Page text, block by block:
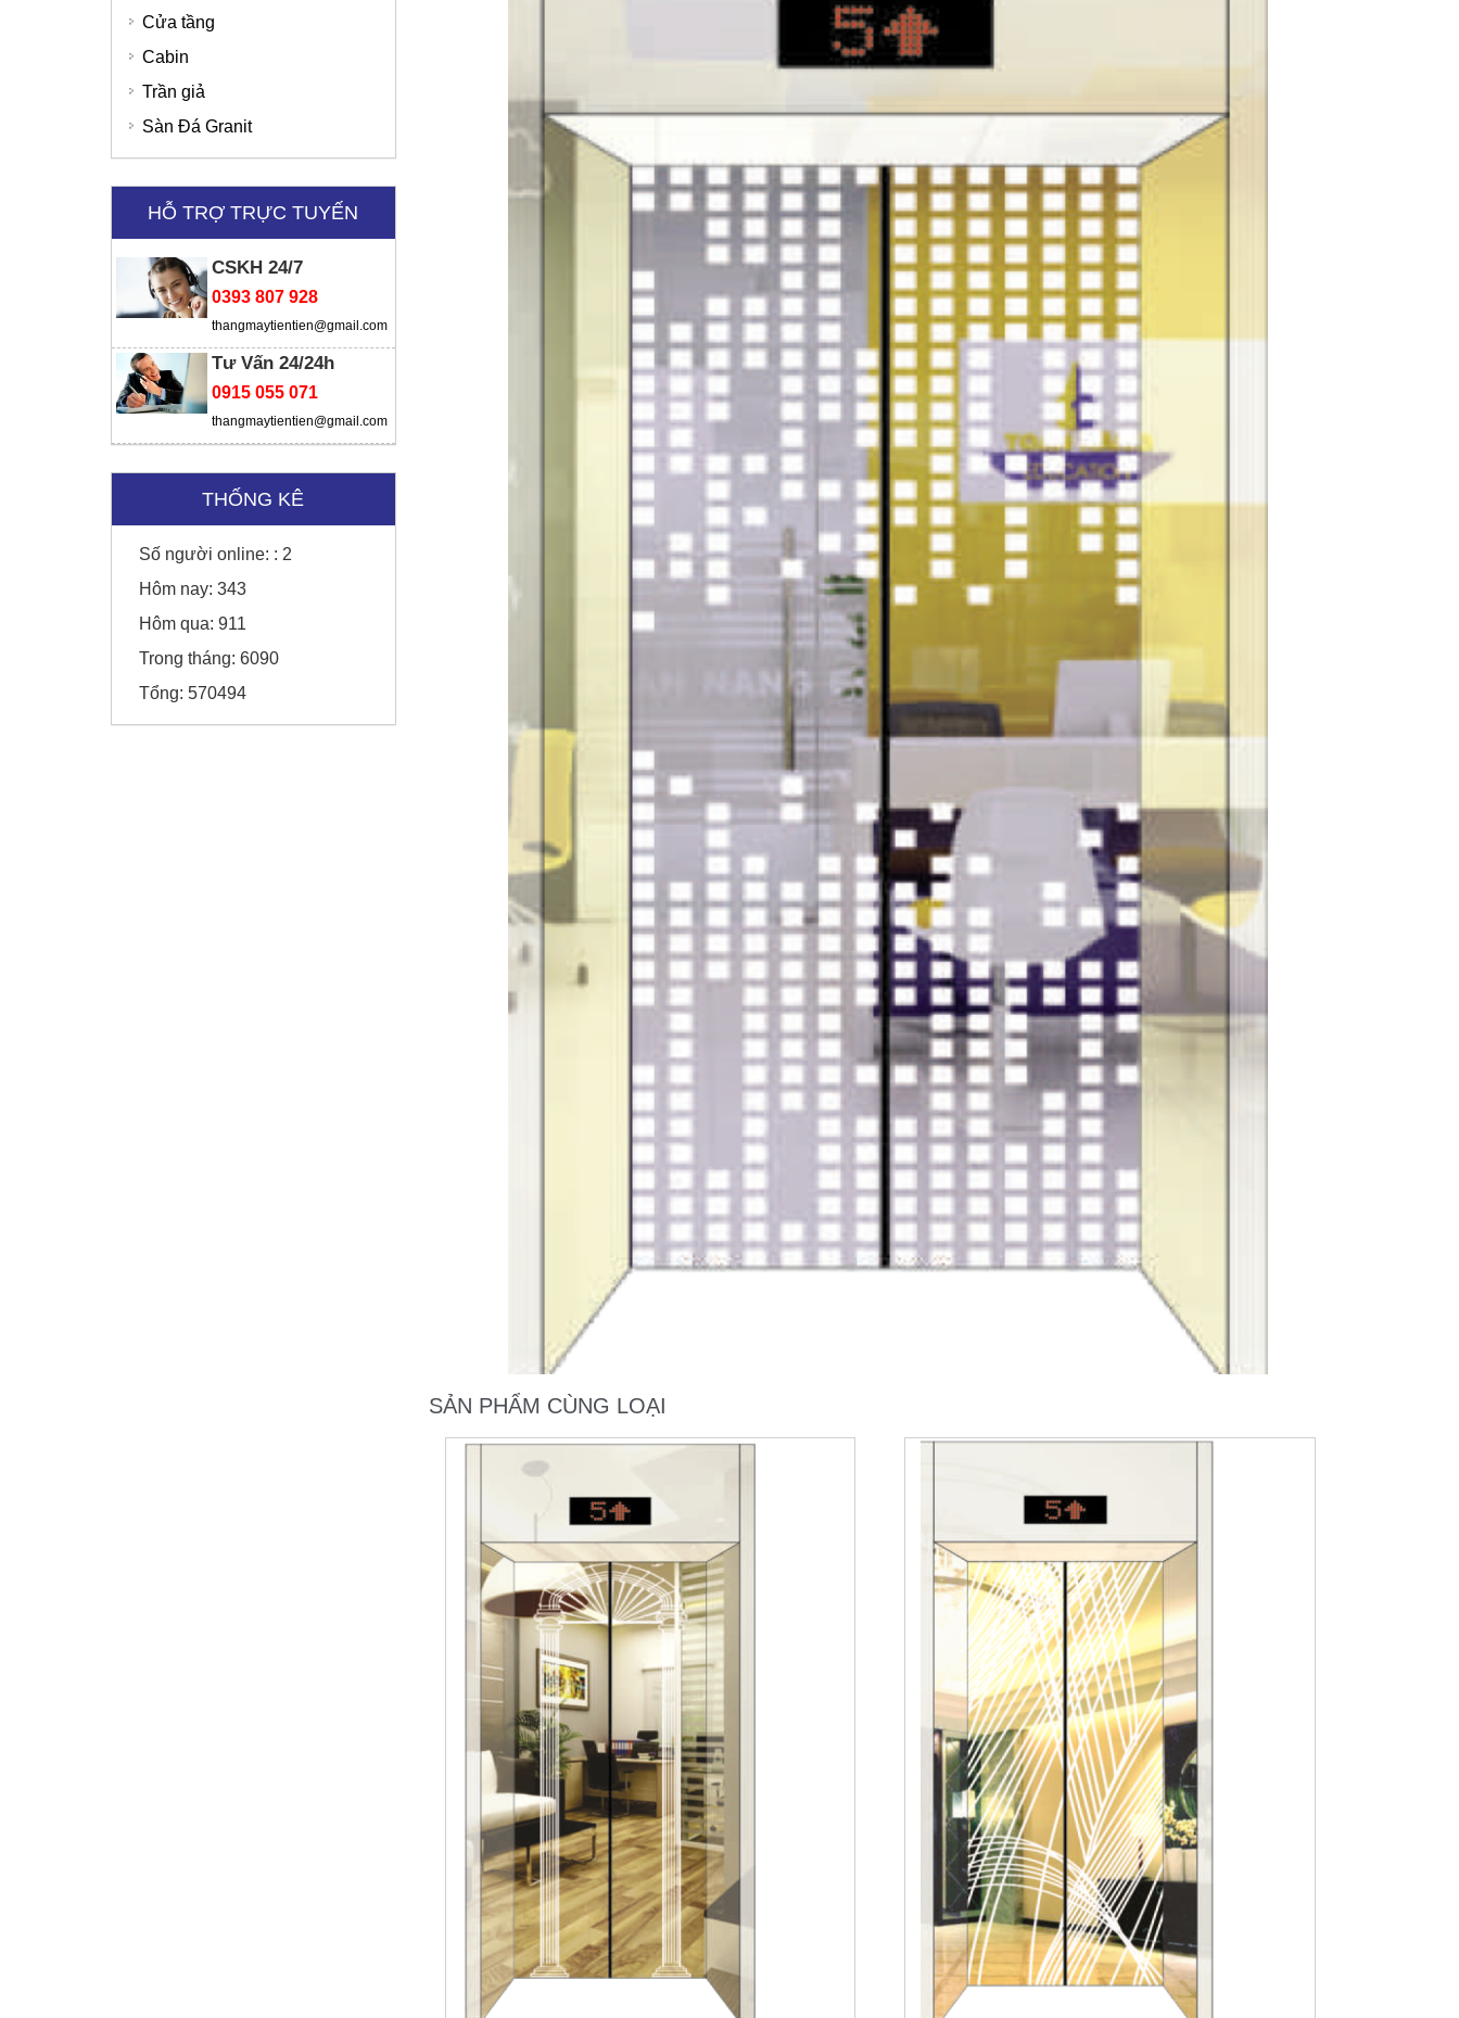
SẢN PHẨM CÙNG LOẠI
Tập đoàn Viettel
Sunny Hotel - Cao Bằng
Thời trang Torano - Tô Vĩnh Diện
Khách sạn 5* FREESIA
Cửa tầng
Cabin
Trần giả
Sàn Đá Granit
HỖ TRỢ TRỰC TUYẾN
CSKH 24/7
0393 807 928
thangmaytientien@gmail.com
Tư Vấn 24/24h
0915 055 071
thangmaytientien@gmail.com
THỐNG KÊ
Số người online: : 2
Hôm nay: 343
Hôm qua: 911
Trong tháng: 6090
Tổng: 570494